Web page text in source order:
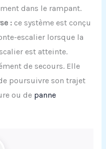
dans le rampant.
:ce système est conçu
escalier lorsque la
est atteinte.
de secours. Elle
poursuivre son trajet
ou de panne